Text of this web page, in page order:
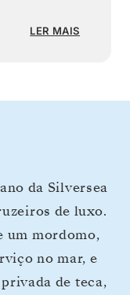
LER MAIS
da Silversea
de luxo.
um mordomo,
no mar, e
de teca,